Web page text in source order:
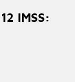
IMSS: